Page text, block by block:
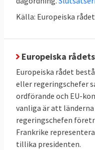
Källa: Europeiska rådet
Europeiska
Europeiska rådet
eller regeringschefer
ordförande och EU-
vanliga är att
regeringschefen
Frankrike
tillika presidenten.